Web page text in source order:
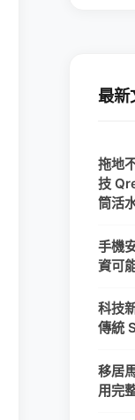
最新
拖地
技
筒活
手機
資可
科技
傳統
移居
用完